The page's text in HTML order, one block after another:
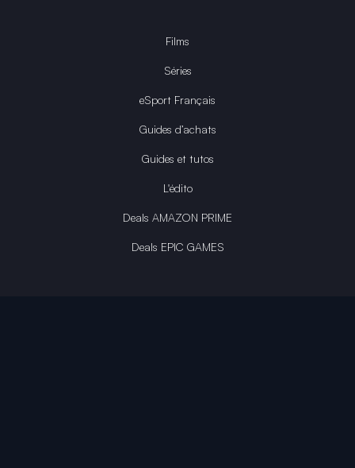
Films
Séries
eSport Français
Guides d’achats
Guides et tutos
L'édito
Deals AMAZON PRIME
Deals EPIC GAMES